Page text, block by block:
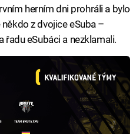
herním dni prohráli a bylo
z dvojice eSuba –
řadu eSubáci a nezklamali.